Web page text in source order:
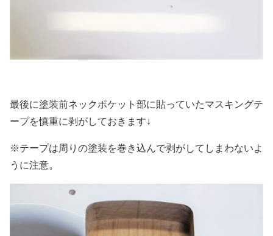
最後に塗装前ネックポケット部に貼っていたマスキングテ
ープを慎重に剥がしておきます↓
※テープは周りの塗装を巻き込んで剥がしてしまわないよ
うに注意。